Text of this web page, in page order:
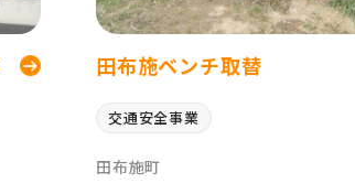
田布施ベンチ取替
交通安全事業
田布施町